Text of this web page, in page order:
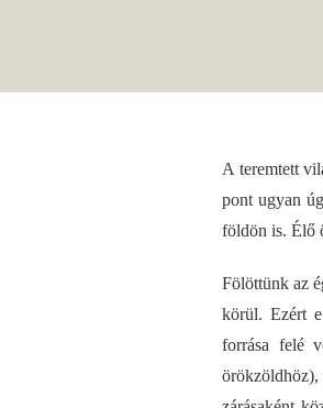
A teremtett
pont ugyan
földön is. Élő
Fölöttünk az
körül. Ezért e
forrása felé